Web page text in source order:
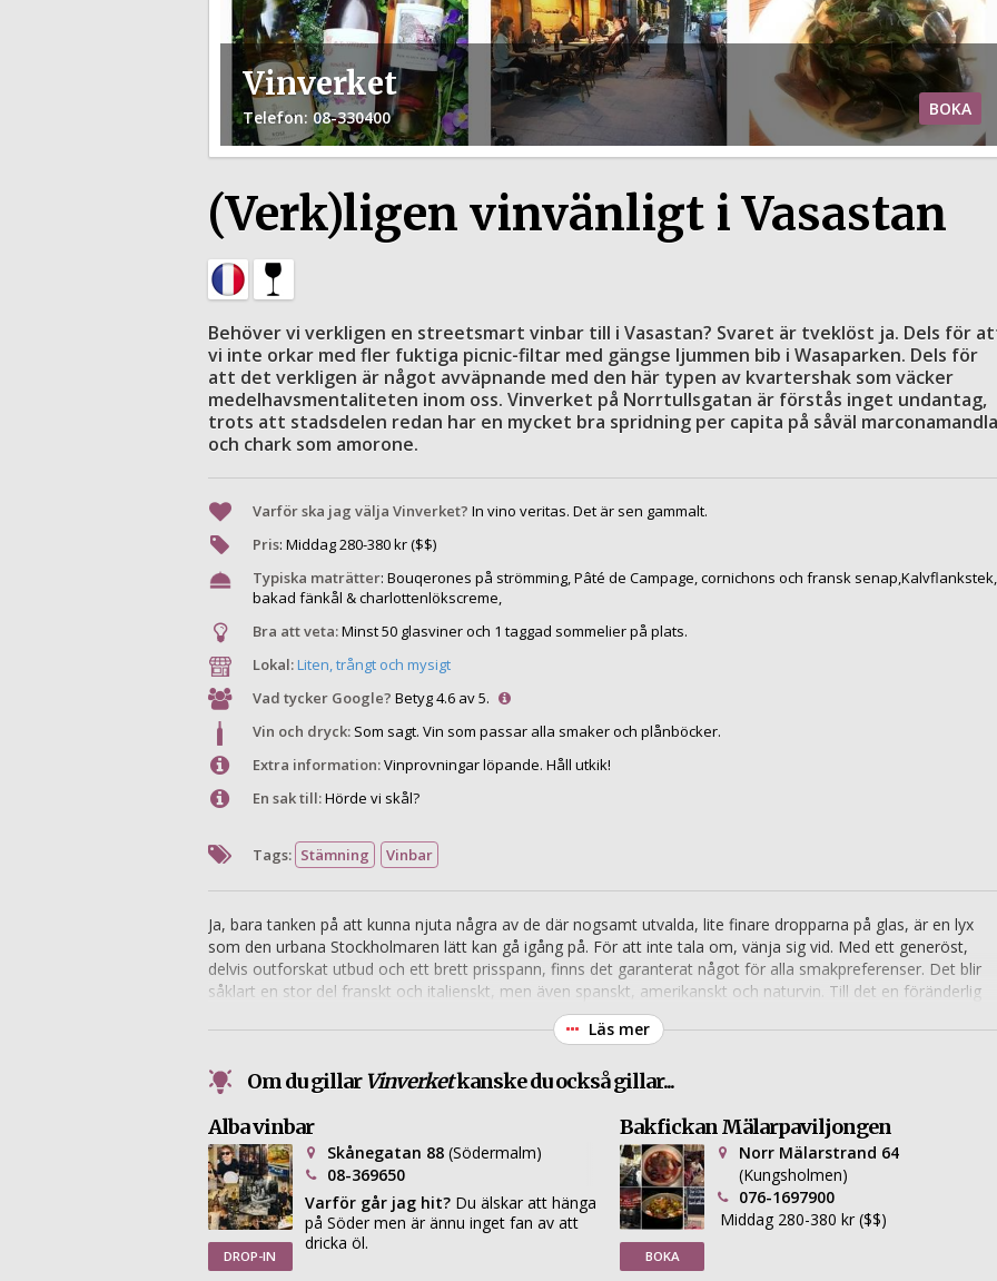
Vinverket
Telefon: 08-330400 BOKA
(Verk)ligen vinvänligt i Vasastan
Behöver vi verkligen en streetsmart vinbar till i Vasastan? Svaret är tveklöst ja. Dels för
vi inte orkar med fler fuktiga picnic-filtar med gängse ljummen bib i Wasaparken. Dels för
att det verkligen är något avväpnande med den här typen av kvartershak som väcker
medelhavsmentaliteten inom oss. Vinverket på Norrtullsgatan är förstås inget undantag,
trots att stadsdelen redan har en mycket bra spridning per capita på såväl
och chark som amorone.
Varför ska jag välja Vinverket? In vino veritas. Det är sen gammalt.
Pris: Middag280-380kr ($$)
Typiska maträtter: Bouqerones på strömming, Pâté de Campage, cornichons och fransk senap,Kalvflankstek,
bakad fänkål & charlottenlökscreme,
Bra att veta:Minst 50 glasviner och 1 taggad sommelier på plats.
Lokal:Liten, trångt och mysigt
Vad tycker Google? Betyg 4.6 av 5.
Vin och dryck: Som sagt. Vin som passar alla smaker och plånböcker.
Extra information:Vinprovningar löpande. Håll utkik!
En sak till:Hörde vi skål?
Tags: Stämning Vinbar
Ja, bara tanken på att kunna njuta några av de där nogsamt utvalda, lite finare dropparna på glas, är en lyx
som den urbana Stockholmaren lätt kan gå igång på. För att inte tala om, vänja sig vid. Med ett generöst,
delvis outforskat utbud och ett brett prisspann, finns det garanterat något för alla smakpreferenser. Det blir
såklart en stor del franskt och italienskt, men även spanskt, amerikanskt och naturvin. Till det en föränderlig
och flexibel meny om smårätter med smak av medelhavet.
Läs mer
Om du gillarVinverketkanske du också gillar...
Alba vinbar
DROP-IN
Skånegatan 88 (Södermalm)
08-369650
Varför går jag hit? Du älskar att hänga
på Söder men är ännu inget fan av att
dricka öl.
Bakfickan Mälarpaviljongen
BOKA
Norr Mälarstrand 64
(Kungsholmen)
076-1697900
Middag 280-380 kr ($$)